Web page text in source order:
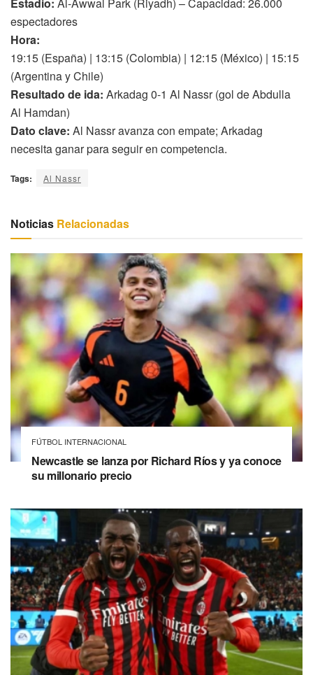
espectadores
Hora:
19:15 (España) | 13:15 (Colombia) | 12:15 (México) | 15:15
(Argentina y Chile)
Resultado de ida: Arkadag 0-1 Al Nassr (gol de Abdulla
Al Hamdan)
Dato clave: Al Nassr avanza con empate; Arkadag
necesita ganar para seguir en competencia.
Tags: Al Nassr
Noticias Relacionadas
FÚTBOL INTERNACIONAL
Newcastle se lanza por Richard Ríos y ya conoce
su millonario precio